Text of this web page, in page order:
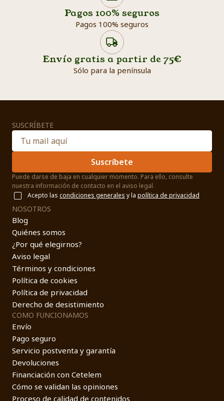
Pagos 100% seguros
Pagos 100% seguros
Envío gratis a partir de 75€
Sólo para la península
SUSCRÍBETE
Suscríbete
Puede darse de baja en cualquier momento. Para ello, consulte
nuestra información de contacto en el aviso legal.
Acepto las condiciones generales y la política de privacidad
NOSOTROS
Blog
Quiénes somos
¿Por qué elegirnos?
Aviso legal
Términos y condiciones
Política de cookies
Política de privacidad
Derecho de desistimiento
COMO FUNCIONAMOS
Envío
Pago seguro
Servicio postventa y garantía
Devoluciones
Financiación con Cetelem
Cómo se validan las opiniones
Proceso de calidad de contenidos